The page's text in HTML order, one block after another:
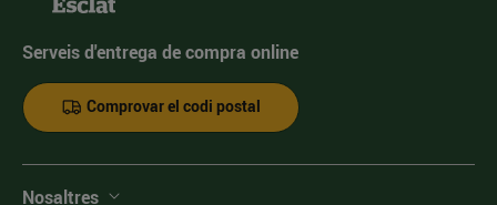
Serveis d'entrega de compra online
Comprovar el codi postal
Nosaltres